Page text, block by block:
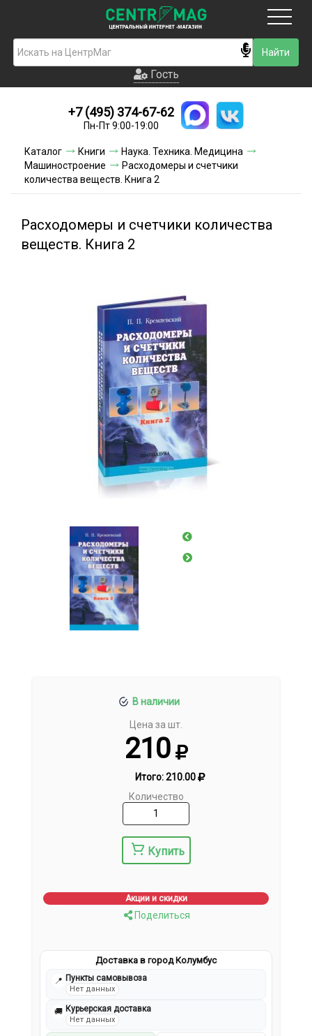
Гость
Новинки
Условия доставки
Условия оплаты
Акции и скидки
Гость
+7 (495) 374-67-62
Пн-Пт 9:00-19:00
Каталог Книги
Наука. Техника. Медицина
Машиностроение
Расходомеры и счетчики
количества веществ. Книга 2
Расходомеры и счетчики количества
веществ. Книга 2
В наличии
Цена за шт.
210
Итого:210.00
Количество
Купить
Акции и скидки
Поделиться
Доставка в город Колумбус
📍 Пункты самовывоза
Нет данных
🚚 Курьерская доставка
Нет данных